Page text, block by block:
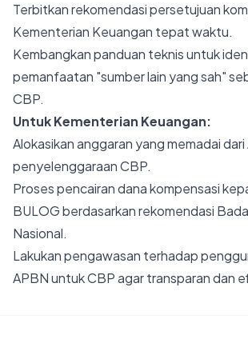
Terbitkan rekomendasi persetujuan
Kementerian Keuangan tepat waktu.
Kembangkan panduan teknis untuk
pemanfaatan "sumber lain yang sah"
CBP.
Untuk Kementerian Keuangan:
Alokasikan anggaran yang memadai
penyelenggaraan CBP.
Proses pencairan dana kompensasi
BULOG berdasarkan rekomendasi
Nasional.
Lakukan pengawasan terhadap
APBN untuk CBP agar transparan dan